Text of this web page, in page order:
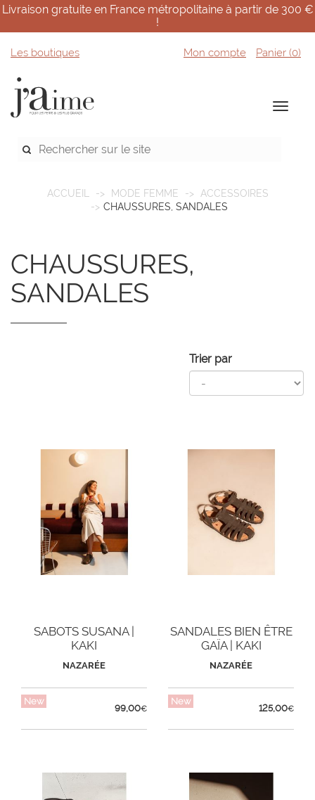
Livraison gratuite en France métropolitaine à partir de 300 €
!
Les boutiques Mon compte Panier (0)
ACCUEIL MODE FEMME
ACCESSOIRES
CHAUSSURES, SANDALES
CHAUSSURES,
SANDALES
Trier par
SABOTS SUSANA |
KAKI
NAZARÉE
New
99,00€
SANDALES BIEN ÊTRE
GAÏA | KAKI
NAZARÉE
New
125,00€